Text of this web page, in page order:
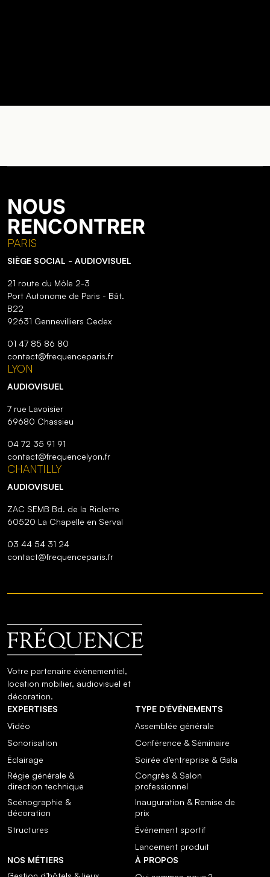
NOUS
RENCONTRER
PARIS
SIÈGE SOCIAL - AUDIOVISUEL
21 route du Môle 2-3
Port Autonome de Paris - Bât.
B22
92631 Gennevilliers Cedex
01 47 85 86 80
contact@frequenceparis.fr
LYON
AUDIOVISUEL
7 rue Lavoisier
69680 Chassieu
04 72 35 91 91
contact@frequencelyon.fr
CHANTILLY
AUDIOVISUEL
ZAC SEMB Bd. de la Riolette
60520 La Chapelle en Serval
03 44 54 31 24
contact@frequenceparis.fr
Votre partenaire évènementiel,
location mobilier, audiovisuel et
décoration.
EXPERTISES
Vidéo
Sonorisation
Éclairage
Régie générale &
direction technique
Scénographie &
décoration
Structures
TYPE D'ÉVÉNEMENTS
Assemblée générale
Conférence & Séminaire
Soirée d’entreprise & Gala
Congrès & Salon
professionnel
Inauguration & Remise de
prix
Événement sportif
Lancement produit
NOS MÉTIERS
À PROPOS